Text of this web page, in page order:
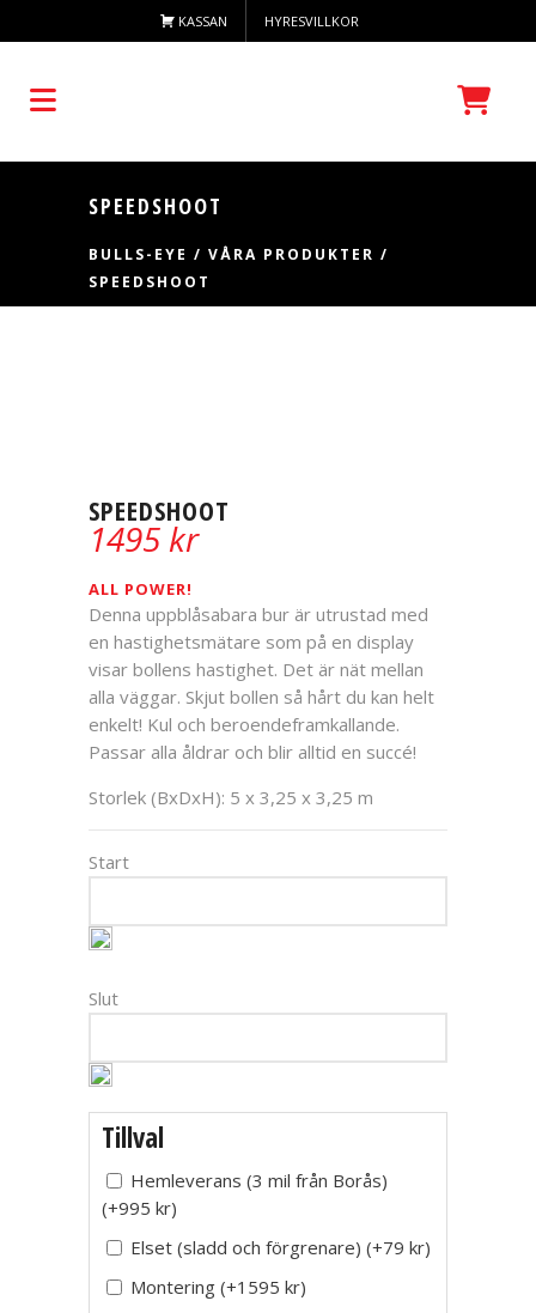
KASSAN HYRESVILLKOR
SPEEDSHOOT
BULLS-EYE / VÅRA PRODUKTER /
SPEEDSHOOT
SPEEDSHOOT
1495kr
ALL POWER!
Denna uppblåsabara bur är utrustad med
en hastighetsmätare som på en display
visar bollens hastighet. Det är nät mellan
alla väggar. Skjut bollen så hårt du kan helt
enkelt! Kul och beroendeframkallande.
Passar alla åldrar och blir alltid en succé!
Storlek (BxDxH): 5 x 3,25 x 3,25 m
Start
Slut
Tillval
Hemleverans (3 mil från Borås)
(+995 kr)
Elset (sladd och förgrenare) (+79 kr)
Montering (+1595 kr)